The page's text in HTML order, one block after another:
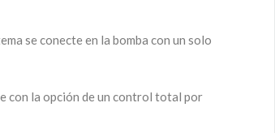
se conecte en la bomba con un solo
con la opción de un control total por